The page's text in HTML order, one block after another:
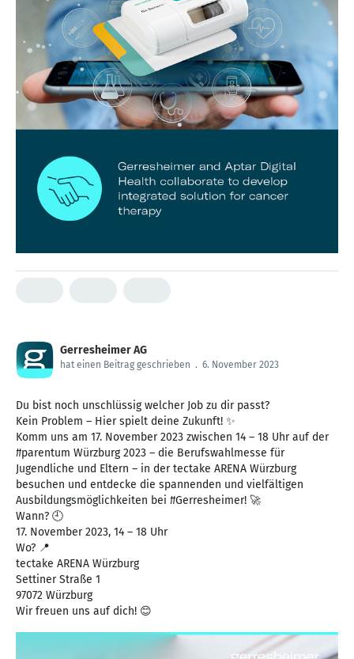
Gerresheimer AG
hat einen Beitrag geschrieben . 6. November 2023
Du bist noch unschlüssig welcher Job zu dir passt?
Kein Problem – Hier spielt deine Zukunft! ✨
Komm uns am 17. November 2023 zwischen 14 – 18 Uhr auf der
#parentum Würzburg 2023 – die Berufswahlmesse für
Jugendliche und Eltern – in der tectake ARENA Würzburg
besuchen und entdecke die spannenden und vielfältigen
Ausbildungsmöglichkeiten bei #Gerresheimer! 🚀
Wann? 🕘
17. November 2023, 14 – 18 Uhr
Wo? 📍
tectake ARENA Würzburg
Settiner Straße 1
97072 Würzburg
Wir freuen uns auf dich! 😊